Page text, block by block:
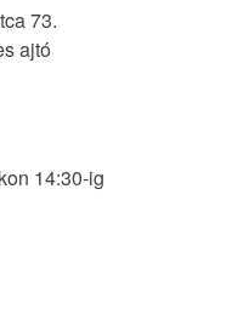
73.
ajtó
14:30-ig